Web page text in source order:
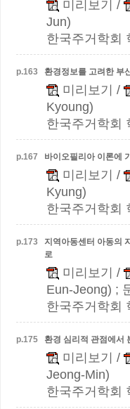
미리보기 /
Jun)
한국주거학회
p.163 환경정보를 고려한 부
미리보기 /
Kyoung)
한국주거학회
p.167 바이오필리아 이론에
미리보기 /
Kyung)
한국주거학회
p.173 지역아동센터 아동의
로
미리보기 /
Eun-Jeong) ;
한국주거학회
p.175 환경 심리적 관점에서
미리보기 /
Jeong-Min)
한국주거학회